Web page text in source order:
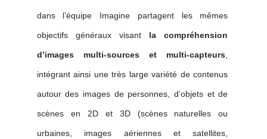
dans l’équipe Imagine partagent les mêmes
objectifs généraux visant la compréhension
d’images multi-sources et multi-capteurs,
intégrant ainsi une très large variété de contenus
autour des images de personnes, d’objets et de
scènes en 2D et 3D (scènes naturelles ou
urbaines, images aériennes et satellites,